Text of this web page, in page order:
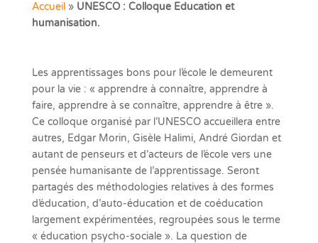
Accueil» UNESCO : Colloque Education et
humanisation.
Les apprentissages bons pour l’école le demeurent
pour la vie : « apprendre à connaître, apprendre à
faire, apprendre à se connaître, apprendre à être ».
Ce colloque organisé par l’UNESCO accueillera entre
autres, Edgar Morin, Gisèle Halimi, André Giordan et
autant de penseurs et d’acteurs de l’école vers une
pensée humanisante de l’apprentissage. Seront
partagés des méthodologies relatives à des formes
d’éducation, d’auto-éducation et de coéducation
largement expérimentées, regroupées sous le terme
« éducation psycho-sociale ». La question de